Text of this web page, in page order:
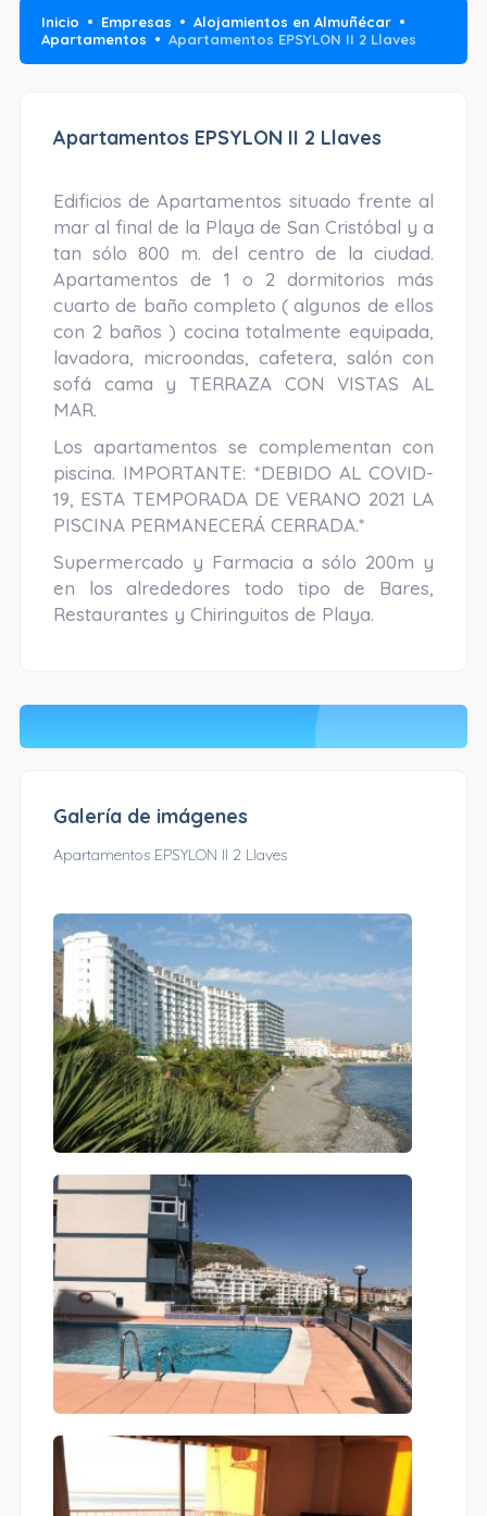
Inicio Empresas
Alojamientos en Almuñécar
Apartamentos
Apartamentos EPSYLON II 2 Llaves
Apartamentos EPSYLON II 2 Llaves
Edificios de Apartamentos situado frente al
mar al final de la Playa de San Cristóbal y a
tan sólo 800 m. del centro de la ciudad.
Apartamentos de 1 o 2 dormitorios más
cuarto de baño completo ( algunos de ellos
con 2 baños ) cocina totalmente equipada,
lavadora, microondas, cafetera, salón con
sofá cama y TERRAZA CON VISTAS AL
MAR.
Los apartamentos se complementan con
piscina. IMPORTANTE: *DEBIDO AL COVID-
19, ESTA TEMPORADA DE VERANO 2021 LA
PISCINA PERMANECERÁ CERRADA.*
Supermercado y Farmacia a sólo 200m y
en los alrededores todo tipo de Bares,
Restaurantes y Chiringuitos de Playa.
Galería de imágenes
Apartamentos EPSYLON II 2 Llaves